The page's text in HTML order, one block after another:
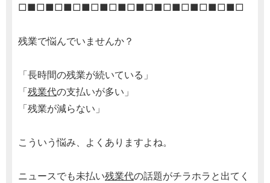
□■□■□■□■□■□■□■□■□■□■□■□■□
残業で悩んでいませんか？
「長時間の残業が続いている」
「残業代の支払いが多い」
「残業が減らない」
こういう悩み、よくありますよね。
ニュースでも未払い残業代の話題がチラホラと出てく